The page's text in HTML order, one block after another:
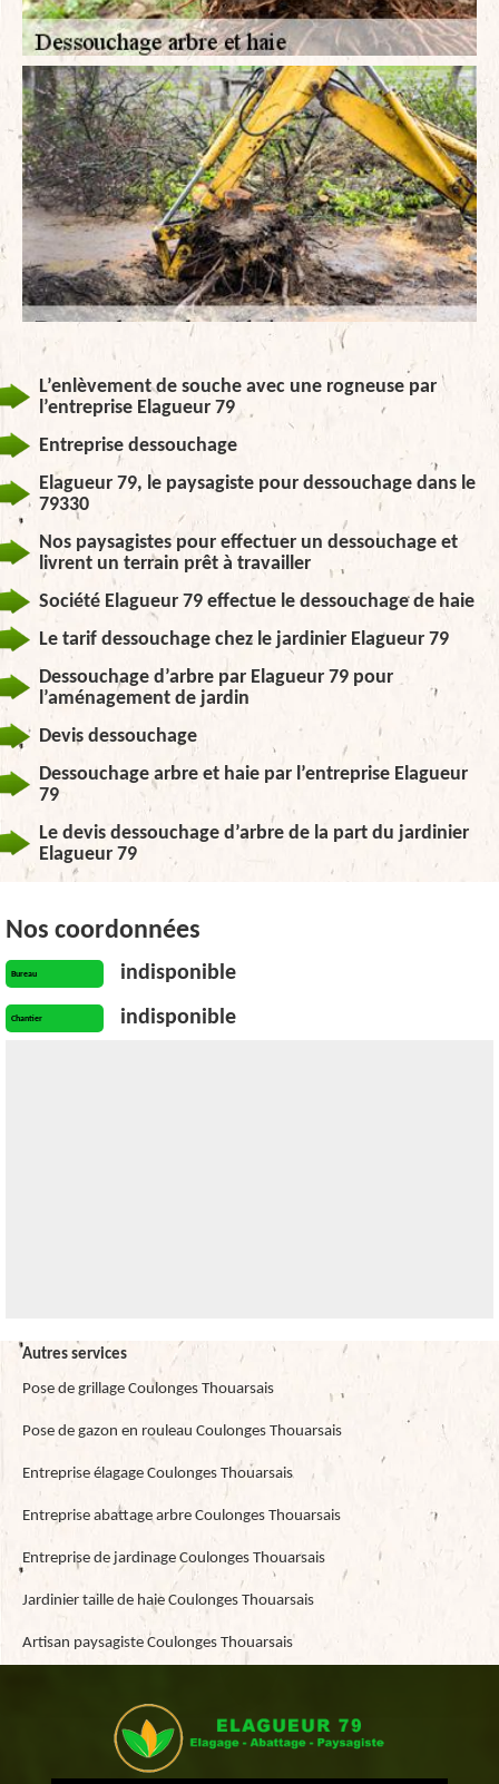
L’enlèvement de souche avec une rogneuse par
l’entreprise Elagueur 79
Entreprise dessouchage
Elagueur 79, le paysagiste pour dessouchage dans le
79330
Nos paysagistes pour effectuer un dessouchage et
livrent un terrain prêt à travailler
Société Elagueur 79 effectue le dessouchage de haie
Le tarif dessouchage chez le jardinier Elagueur 79
Dessouchage d’arbre par Elagueur 79 pour
l’aménagement de jardin
Devis dessouchage
Dessouchage arbre et haie par l’entreprise Elagueur
79
Le devis dessouchage d’arbre de la part du jardinier
Elagueur 79
Nos coordonnées
Bureau indisponible
Chantier indisponible
Autres services
Pose de grillage Coulonges Thouarsais
Pose de gazon en rouleau Coulonges Thouarsais
Entreprise élagage Coulonges Thouarsais
Entreprise abattage arbre Coulonges Thouarsais
Entreprise de jardinage Coulonges Thouarsais
Jardinier taille de haie Coulonges Thouarsais
Artisan paysagiste Coulonges Thouarsais